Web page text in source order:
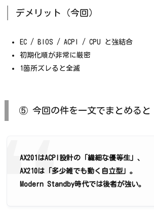
デメリット（今回）
EC / BIOS / ACPI / CPU と強結合
初期化順が非常に厳密
1箇所ズレると全滅
⑤ 今回の件を一文でまとめると
AX201はACPI設計の「繊細な優等生」、
AX210は「多少雑でも動く自立型」。
Modern Standby時代では後者が強い。